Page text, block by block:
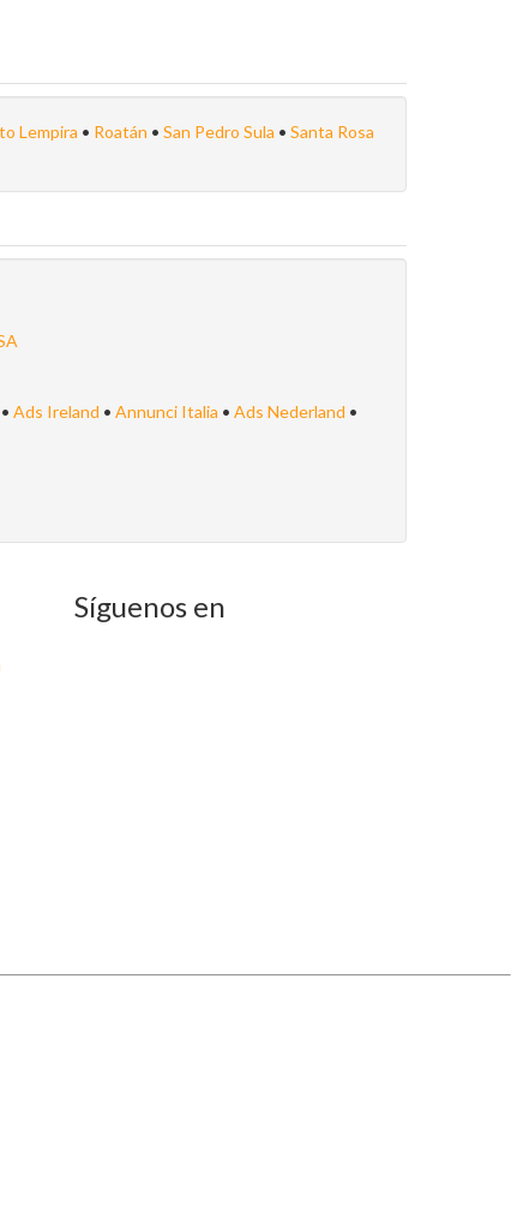
Lempira • Roatán • San Pedro Sula • Santa Rosa
• Ads Ireland • Annunci Italia • Ads Nederland •
Síguenos en